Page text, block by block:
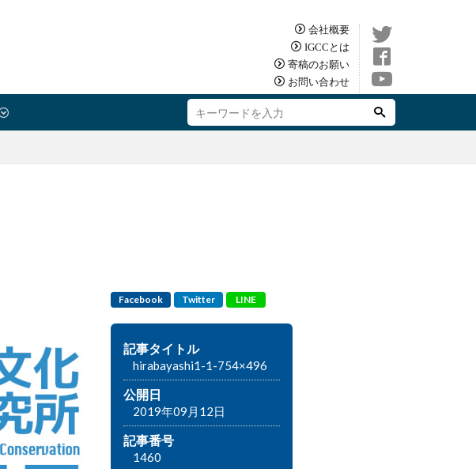
会社概要
IGCCとは
寄稿のお願い
お問い合わせ
Facebook Twitter LINE
記事タイトル
hirabayashi1-1-754×496
公開日
2019年09月12日
記事番号
1460